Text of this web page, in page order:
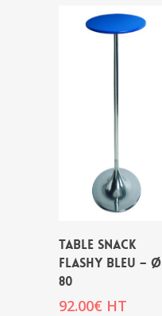
TABLE SNACK
FLASHY BLEU – Ø
80
92.00€ HT